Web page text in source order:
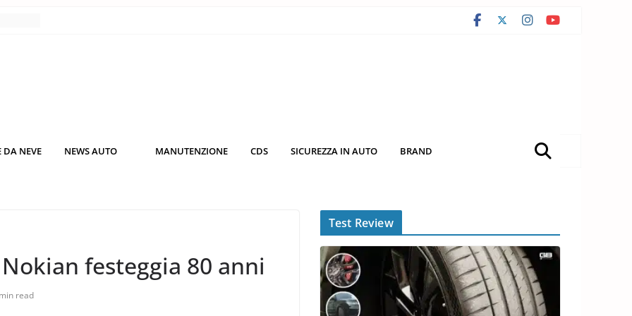
DA NEVE NEWS AUTO MANUTENZIONE CDS SICUREZZA IN AUTO BRAND
festeggia 80 anni
read
Test Review